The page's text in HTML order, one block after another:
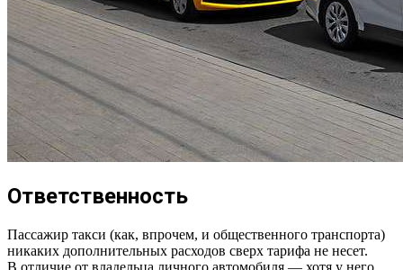
Ответственность
Пассажир такси (как, впрочем, и общественного транспорта)
никаких дополнительных расходов сверх тарифа не несет.